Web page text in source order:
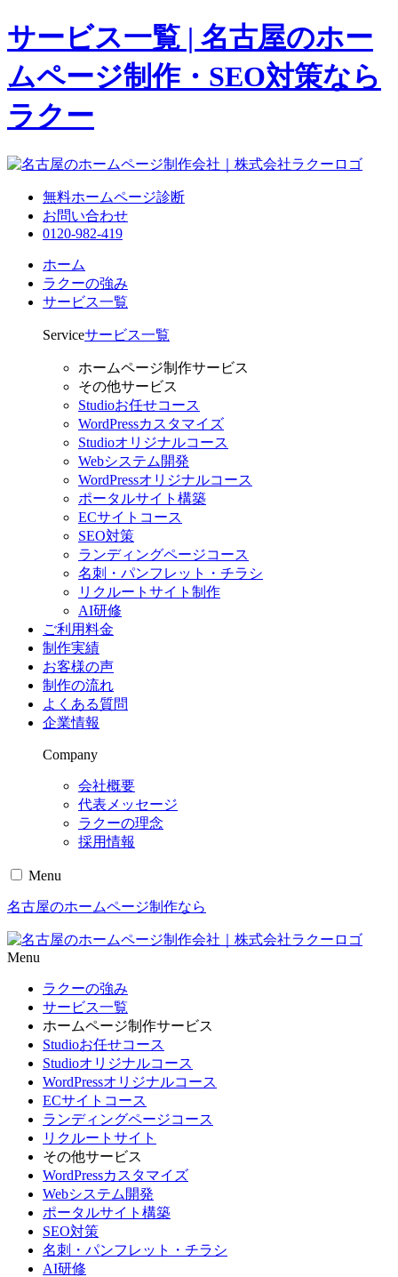
サービス一覧 | 名古屋のホー
ムページ制作・SEO対策なら
ラクー
無料ホームページ診断
お問い合わせ
0120-982-419
ホーム
ラクーの強み
サービス一覧
Serviceサービス一覧
ホームページ制作サービス
その他サービス
Studioお任せコース
WordPressカスタマイズ
Studioオリジナルコース
Webシステム開発
WordPressオリジナルコース
ポータルサイト構築
ECサイトコース
SEO対策
ランディングページコース
名刺・パンフレット・チラシ
リクルートサイト制作
AI研修
ご利用料金
制作実績
お客様の声
制作の流れ
よくある質問
企業情報
Company
会社概要
代表メッセージ
ラクーの理念
採用情報
Menu
名古屋のホームページ制作なら
Menu
ラクーの強み
サービス一覧
ホームページ制作サービス
Studioお任せコース
Studioオリジナルコース
WordPressオリジナルコース
ECサイトコース
ランディングページコース
リクルートサイト
その他サービス
WordPressカスタマイズ
Webシステム開発
ポータルサイト構築
SEO対策
名刺・パンフレット・チラシ
AI研修